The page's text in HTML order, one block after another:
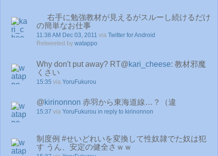
右手に勉強教材が見えるがスルーし続けるだけ
の簡単なお仕事
11:38 AM Dec 03, 2011 via Twitter for Android
Retweeted by watappo
Why don't put away? RT@kari_cheese: 教材邪魔
くさい
15:35 via YoruFukurou
@kirinonnon 赤羽から東海道線…？（違
15:37 via YoruFukurou in reply to kirinonnon
制度例 #せいどれいを変換して性奴隷でた奴は犯
す うん、安定の健全さｗｗ